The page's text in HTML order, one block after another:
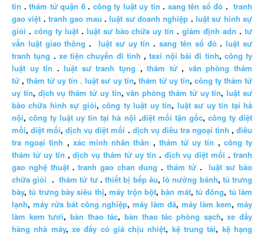
tín .thám tử quận 6. công ty luật uy tín . sang tên sổ đỏ .tranh
gao việt .tranh gao mau .luật sư doanh nghiệp .luật sư hình sự
giỏi . công ty luật. luật sư bào chữa uy tín .giám định adn .tư
vấn luật giao thông . luật sư uy tín .sang tên sổ đỏ.luật sư
tranh tụng . xe tiện chuyến đi tỉnh ,taxi nội bài đi tỉnh, công ty
luật uy tín .luật sư tranh tụng ,thám tử, văn phòng thám
tử ,thám tử uy tín . luật sư uy tín, thám tử uy tín, công ty thám tử
uy tín, dịch vụ thám tử uy tín,văn phòng thám tử uy tín,luật sư
bào chữa hình sự giỏi,công ty luật uy tín, luật sư uy tín tại hà
nội,công ty luật uy tín tại hà nội .diệt mối tận gốc, công ty diệt
mối,diệt mối,dịch vụ diệt mối . dịch vụ điều tra ngoại tình ,điều
tra ngoại tình , xác minh nhân thân , thám tử uy tín , công ty
thám tử uy tín ,dịch vụ thám tử uy tín . dịch vụ diệt mối .tranh
gao nghệ thuật.tranh gao chan dung . thám tử.luật sư bào
chữa giỏi .thám tử tư.thiết bị bếp âu,lò nướng bánh, tủ trưng
bày,tủ trưng bày siêu thị,máy trộn bột,bàn mát, tủ đông, tủ làm
lạnh, máy rửa bát công nghiệp, máy làm đá, máy làm kem, máy
làm kem tươi,bàn thao tác,bàn thao tác phòng sạch,xe đẩy
hàng nhà máy, xe đẩy có giá chịu nhiệt, kệ trung tải, kệ hạng